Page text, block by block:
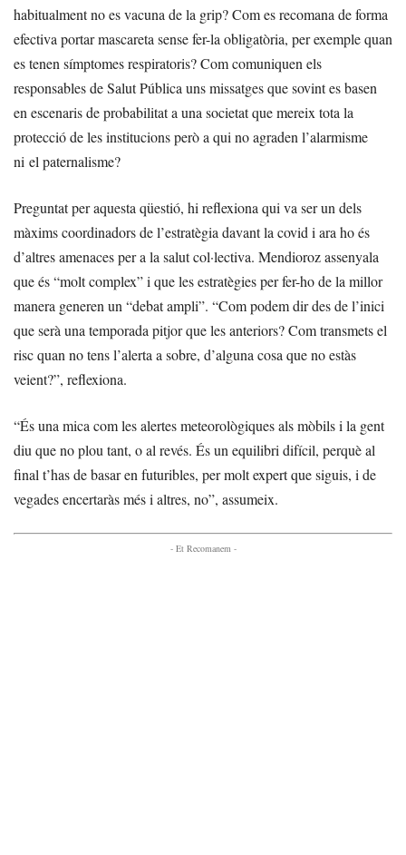
habitualment no es vacuna de la grip? Com es recomana de forma
efectiva portar mascareta sense fer-la obligatòria, per exemple quan
es tenen símptomes respiratoris? Com comuniquen els
responsables de Salut Pública uns missatges que sovint es basen
en escenaris de probabilitat a una societat que mereix tota la
protecció de les institucions però a qui no agraden l’alarmisme
ni el paternalisme?
Preguntat per aquesta qüestió, hi reflexiona qui va ser un dels
màxims coordinadors de l’estratègia davant la covid i ara ho és
d’altres amenaces per a la salut col·lectiva. Mendioroz assenyala
que és “molt complex” i que les estratègies per fer-ho de la millor
manera generen un “debat ampli”. “Com podem dir des de l’inici
que serà una temporada pitjor que les anteriors? Com transmets el
risc quan no tens l’alerta a sobre, d’alguna cosa que no estàs
veient?”, reflexiona.
“És una mica com les alertes meteorològiques als mòbils i la gent
diu que no plou tant, o al revés. És un equilibri difícil, perquè al
final t’has de basar en futuribles, per molt expert que siguis, i de
vegades encertaràs més i altres, no”, assumeix.
- Et Recomanem -